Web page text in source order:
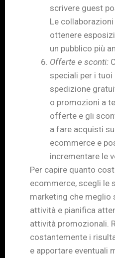
scrivere guest
Le
ottenere
un pubblico più
Offerte e sconti:
speciali per i
spedizione
o promozioni a
offerte e gli
a fare acquisti
ecommerce e
incrementare le
Per capire quanto
ecommerce, scegli le
marketing che meglio
attività e pianifica
attività promozionali.
costantemente i
e apportare eventuali